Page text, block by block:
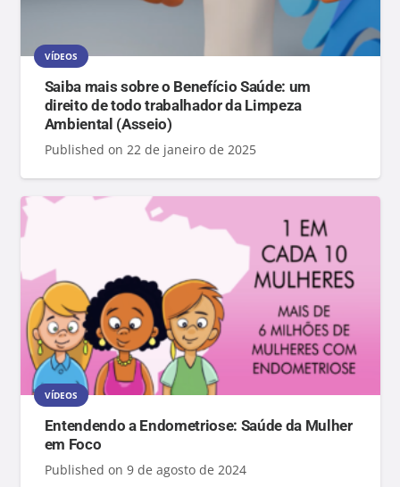
VÍDEOS
Saiba mais sobre o Benefício Saúde: um
direito de todo trabalhador da Limpeza
Ambiental (Asseio)
Published on 22 de janeiro de 2025
VÍDEOS
Entendendo a Endometriose: Saúde da Mulher
em Foco
Published on 9 de agosto de 2024